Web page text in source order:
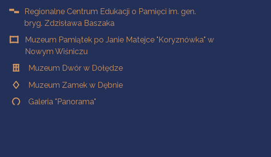
Regionalne Centrum Edukacji o Pamięci im. gen.
bryg. Zdzisława Baszaka
Muzeum Pamiątek po Janie Matejce "Koryznówka" w
Nowym Wiśniczu
Muzeum Dwór w Dołędze
Muzeum Zamek w Dębnie
Galeria "Panorama"